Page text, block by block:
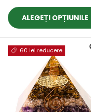
ALEGEȚI OPȚIUNILE
60 lei reducere